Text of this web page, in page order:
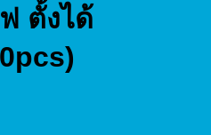
ตั้งได้